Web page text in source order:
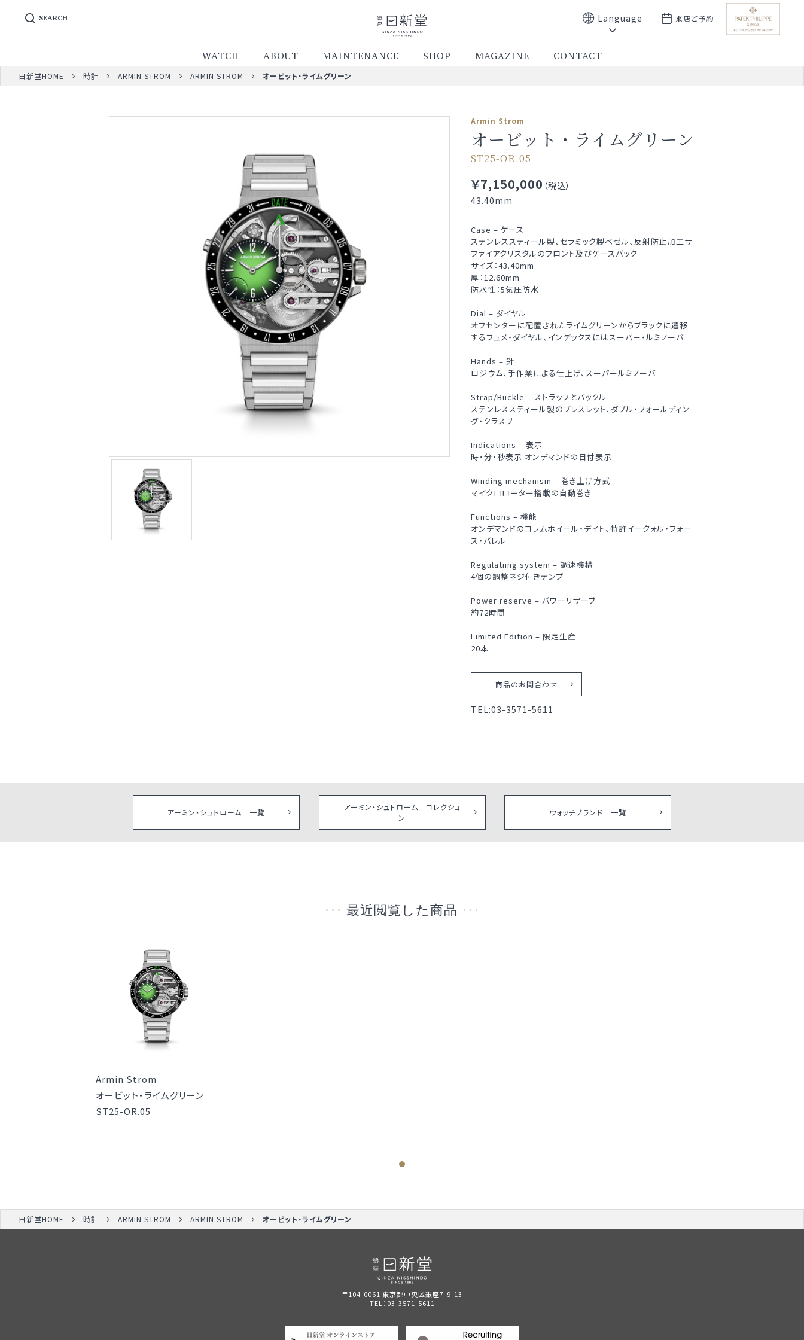
WATCH ABOUT MAINTENANCE SHOP MAGAZINE CONTACT
SEARCH Language 来店ご予約
日新堂HOME 時計 ARMIN STROM ARMIN STROM オービット・ライムグリーン
Armin Strom
オービット・ライムグリーン
ST25-OR.05
￥7,150,000 （税込）
43.40mm
Case – ケース
ステンレススティール製、セラミック製ベゼル、反射防止加工サ
ファイアクリスタルのフロント及びケースバック
サイズ：43.40mm
厚：12.60mm
防水性：5気圧防水
Dial – ダイヤル
オフセンターに配置されたライムグリーンからブラックに遷移
するフュメ・ダイヤル、インデックスにはスーパー・ルミノーバ
Hands – 針
ロジウム、手作業による仕上げ、スーパールミノーバ
Strap/Buckle – ストラップとバックル
ステンレススティール製のブレスレット、ダブル・フォールディン
グ・クラスプ
Indications – 表示
時・分・秒表示 オンデマンドの日付表示
Winding mechanism – 巻き上げ方式
マイクロローター搭載の自動巻き
Functions – 機能
オンデマンドのコラムホイール・デイト、特許イークォル・フォー
ス・バレル
Regulatiing system – 調速機構
4個の調整ネジ付きテンプ
Power reserve – パワーリザーブ
約72時間
Limited Edition – 限定生産
20本
商品のお問合わせ
TEL:03-3571-5611
アーミン・シュトローム 一覧
アーミン・シュトローム コレクショ
ン
ウォッチブランド 一覧
最近閲覧した商品
Armin Strom
オービット・ライムグリーン
ST25-OR.05
日新堂HOME 時計 ARMIN STROM ARMIN STROM オービット・ライムグリーン
〒104-0061 東京都中央区銀座7-9-13
TEL： 03-3571-5611